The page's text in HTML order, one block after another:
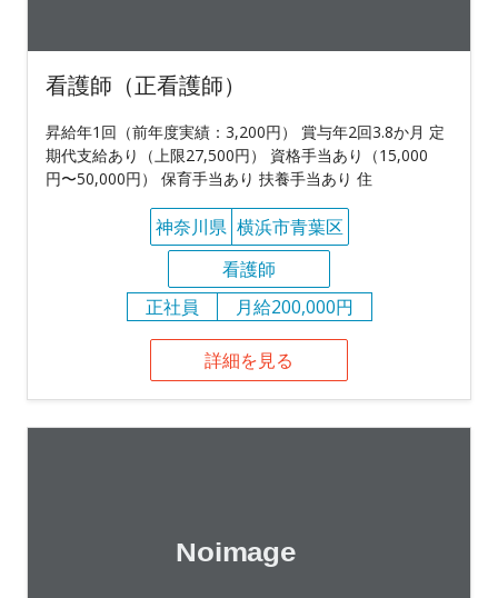
看護師（正看護師）
昇給年1回（前年度実績：3,200円） 賞与年2回3.8か月 定
期代支給あり（上限27,500円） 資格手当あり（15,000
円〜50,000円） 保育手当あり 扶養手当あり 住
神奈川県 横浜市青葉区
看護師
正社員
月給200,000円
詳細を見る